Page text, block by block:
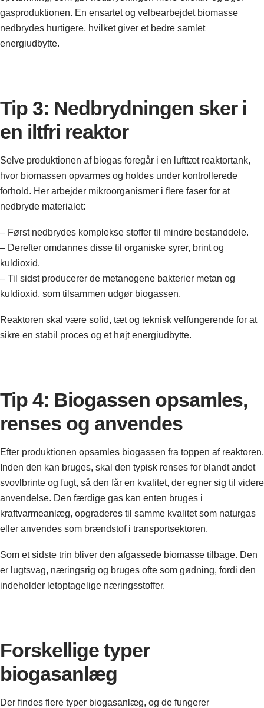
gasproduktionen. En ensartet og velbearbejdet biomasse
nedbrydes hurtigere, hvilket giver et bedre samlet
energiudbytte.
Tip 3: Nedbrydningen sker i
en iltfri reaktor
Selve produktionen af biogas foregår i en lufttæt reaktortank,
hvor biomassen opvarmes og holdes under kontrollerede
forhold. Her arbejder mikroorganismer i flere faser for at
nedbryde materialet:
– Først nedbrydes komplekse stoffer til mindre bestanddele.
– Derefter omdannes disse til organiske syrer, brint og
kuldioxid.
– Til sidst producerer de metanogene bakterier metan og
kuldioxid, som tilsammen udgør biogassen.
Reaktoren skal være solid, tæt og teknisk velfungerende for at
sikre en stabil proces og et højt energiudbytte.
Tip 4: Biogassen opsamles,
renses og anvendes
Efter produktionen opsamles biogassen fra toppen af reaktoren.
Inden den kan bruges, skal den typisk renses for blandt andet
svovlbrinte og fugt, så den får en kvalitet, der egner sig til videre
anvendelse. Den færdige gas kan enten bruges i
kraftvarmeanlæg, opgraderes til samme kvalitet som naturgas
eller anvendes som brændstof i transportsektoren.
Som et sidste trin bliver den afgassede biomasse tilbage. Den
er lugtsvag, næringsrig og bruges ofte som gødning, fordi den
indeholder letoptagelige næringsstoffer.
Forskellige typer
biogasanlæg
Der findes flere typer biogasanlæg, og de fungerer